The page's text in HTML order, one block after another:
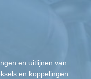
en uitlijnen van
en koppelingen